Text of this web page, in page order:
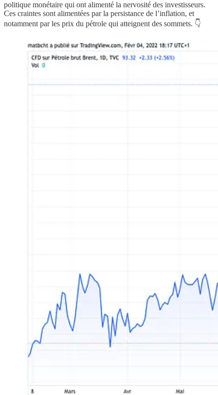
politique monétaire qui ont alimenté la nervosité des investisseurs.
Ces craintes sont alimentées par la persistance de l’inflation, et
notamment par les prix du pétrole qui atteignent des sommets. 👇